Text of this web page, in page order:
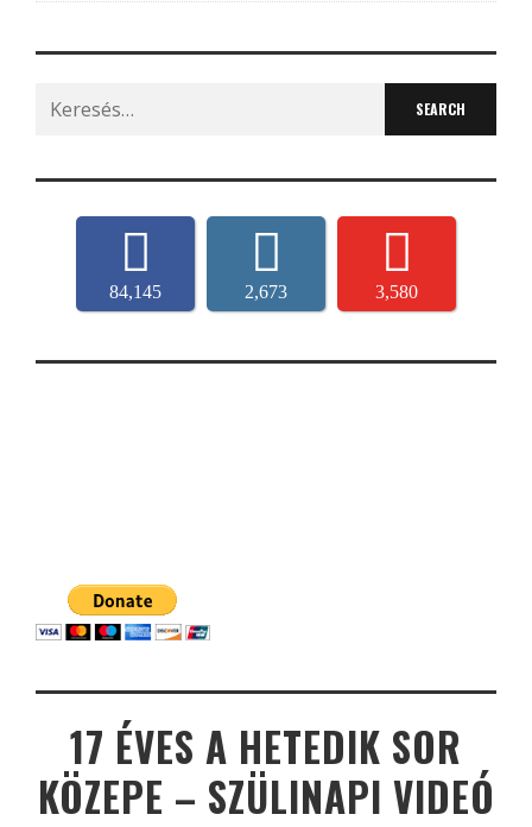
Search
for:
84,145 2,673 3,580
17 ÉVES A HETEDIK SOR
KÖZEPE – SZÜLINAPI VIDEÓ